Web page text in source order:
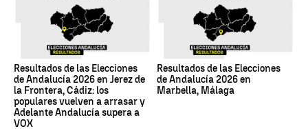
Resultados de las Elecciones
de Andalucía 2026 en Jerez de
la Frontera, Cádiz: los
populares vuelven a arrasar y
Adelante Andalucía supera a
VOX
Resultados de las Elecciones
de Andalucía 2026 en
Marbella, Málaga